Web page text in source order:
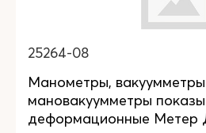
25264-08
Манометры,
мановакуумметры
деформационные